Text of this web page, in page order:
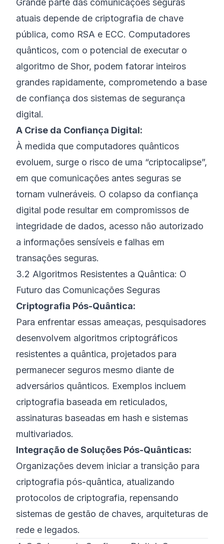
Grande parte das comunicações seguras
atuais depende de criptografia de chave
pública, como RSA e ECC. Computadores
quânticos, com o potencial de executar o
algoritmo de Shor, podem fatorar inteiros
grandes rapidamente, comprometendo a base
de confiança dos sistemas de segurança
digital.
A Crise da Confiança Digital:
À medida que computadores quânticos
evoluem, surge o risco de uma “criptocalipse”,
em que comunicações antes seguras se
tornam vulneráveis. O colapso da confiança
digital pode resultar em compromissos de
integridade de dados, acesso não autorizado
a informações sensíveis e falhas em
transações seguras.
3.2 Algoritmos Resistentes a Quântica: O
Futuro das Comunicações Seguras
Criptografia Pós-Quântica:
Para enfrentar essas ameaças, pesquisadores
desenvolvem algoritmos criptográficos
resistentes a quântica, projetados para
permanecer seguros mesmo diante de
adversários quânticos. Exemplos incluem
criptografia baseada em reticulados,
assinaturas baseadas em hash e sistemas
multivariados.
Integração de Soluções Pós-Quânticas:
Organizações devem iniciar a transição para
criptografia pós-quântica, atualizando
protocolos de criptografia, repensando
sistemas de gestão de chaves, arquiteturas de
rede e legados.